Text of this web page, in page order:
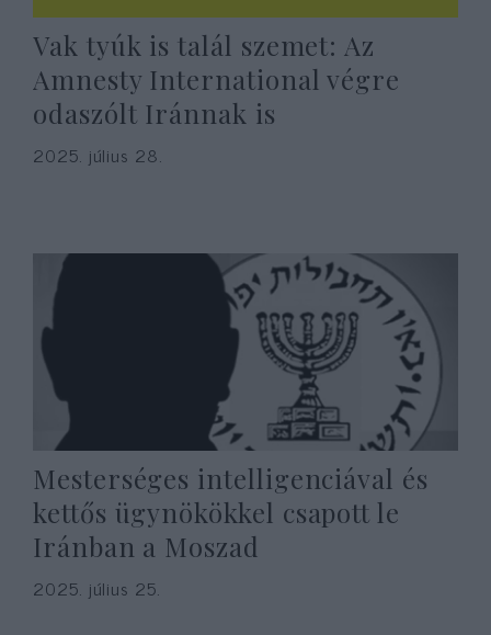
Vak tyúk is talál szemet: Az
Amnesty International végre
odaszólt Iránnak is
2025. július 28.
Mesterséges intelligenciával és
kettős ügynökökkel csapott le
Iránban a Moszad
2025. július 25.